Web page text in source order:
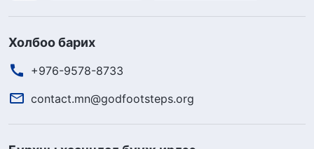
Холбоо барих
+976-9578-8733
contact.mn@godfootsteps.org